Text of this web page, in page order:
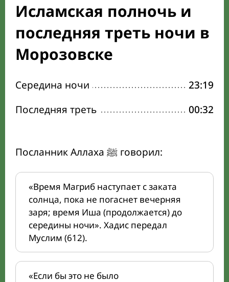
Исламская полночь и
последняя треть ночи в
Морозовске
Середина ночи
23:19
Последняя треть
00:32
Посланник Аллаха ﷺ говорил:
«Время Магриб наступает с заката
солнца, пока не погаснет вечерняя
заря; время Иша (продолжается) до
середины ночи». Хадис передал
Муслим (612).
«Если бы это не было